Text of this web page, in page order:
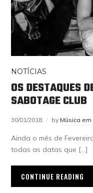
NOTÍCIAS
OS DESTAQUES
SABOTAGE CLUB
30/01/2018 by Música em
Ainda o mês de
todas as datas que […]
CONTINUE READING